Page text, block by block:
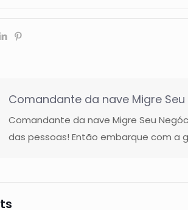
Comandante da nave Migre Seu
Comandante da nave Migre Seu
das pessoas! Então embarque com a